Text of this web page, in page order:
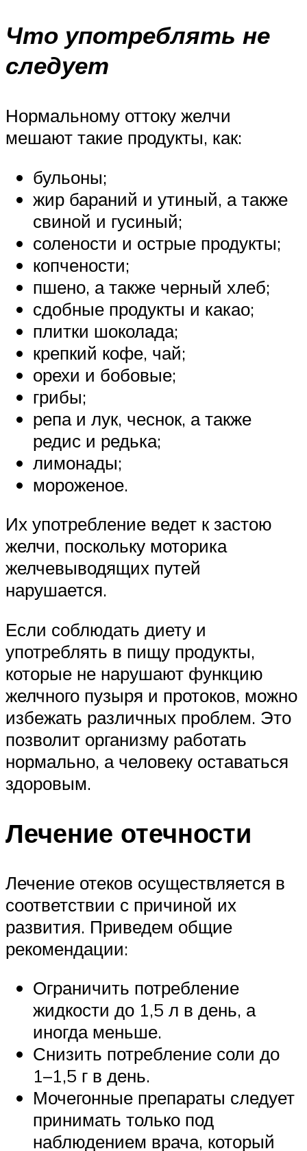
Что употреблять не
следует
Нормальному оттоку желчи
мешают такие продукты, как:
бульоны;
жир бараний и утиный, а также
свиной и гусиный;
солености и острые продукты;
копчености;
пшено, а также черный хлеб;
сдобные продукты и какао;
плитки шоколада;
крепкий кофе, чай;
орехи и бобовые;
грибы;
репа и лук, чеснок, а также
редис и редька;
лимонады;
мороженое.
Их употребление ведет к застою
желчи, поскольку моторика
желчевыводящих путей
нарушается.
Если соблюдать диету и
употреблять в пищу продукты,
которые не нарушают функцию
желчного пузыря и протоков, можно
избежать различных проблем. Это
позволит организму работать
нормально, а человеку оставаться
здоровым.
Лечение отечности
Лечение отеков осуществляется в
соответствии с причиной их
развития. Приведем общие
рекомендации:
Ограничить потребление
жидкости до 1,5 л в день, а
иногда меньше.
Снизить потребление соли до
1–1,5 г в день.
Мочегонные препараты следует
принимать только под
наблюдением врача, который